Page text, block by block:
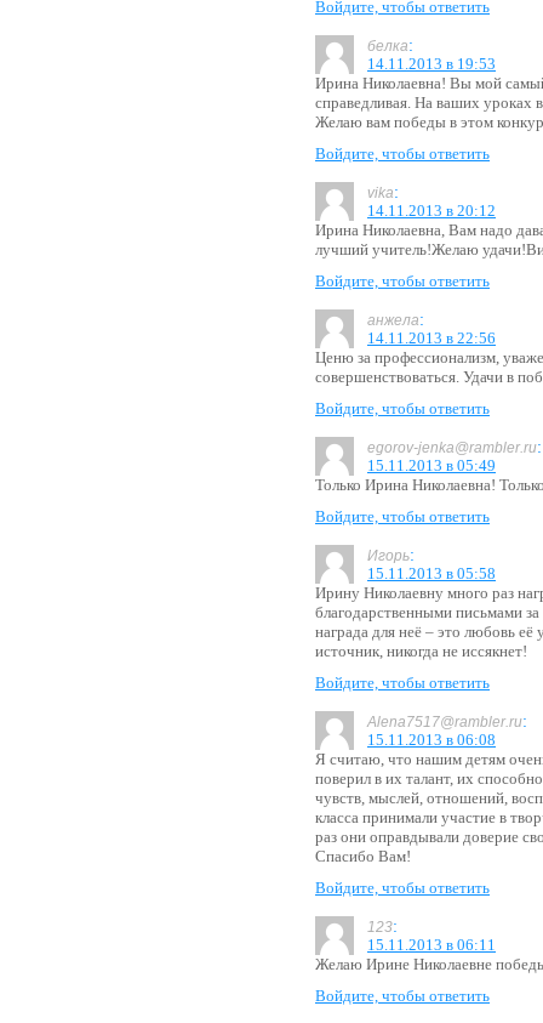
Войдите, чтобы ответить
белка:
14.11.2013 в 19:53
Ирина Николаевна! Вы мой
справедливая. На ваших уроках
Желаю вам победы в этом
Войдите, чтобы ответить
vika:
14.11.2013 в 20:12
Ирина Николаевна, Вам надо
лучший учитель!Желаю
Войдите, чтобы ответить
анжела:
14.11.2013 в 22:56
Ценю за профессионализм,
совершенствоваться. Удачи в
Войдите, чтобы ответить
egorov-jenka@rambler.ru:
15.11.2013 в 05:49
Только Ирина Николаевна!
Войдите, чтобы ответить
Игорь:
15.11.2013 в 05:58
Ирину Николаевну много раз
благодарственными письмами
награда для неё – это любовь
источник, никогда не иссякнет!
Войдите, чтобы ответить
Alena7517@rambler.ru:
15.11.2013 в 06:08
Я считаю, что нашим детям
поверил в их талант, их
чувств, мыслей, отношений,
класса принимали участие в
раз они оправдывали доверие
Спасибо Вам!
Войдите, чтобы ответить
123:
15.11.2013 в 06:11
Желаю Ирине Николаевне
Войдите, чтобы ответить